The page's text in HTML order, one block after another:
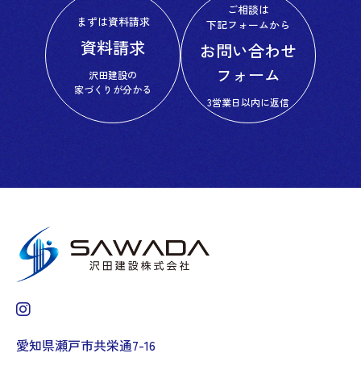
まずは資料請求
資料請求
沢田建設の
家づくりが分かる
ご相談は
下記フォームから
お問い合わせ
フォーム
3営業日以内に返信
愛知県瀬戸市共栄通7-16